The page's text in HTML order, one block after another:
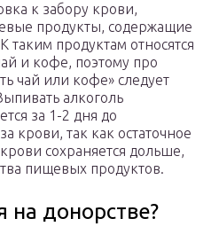
к забору крови,
продукты, содержащие
таким продуктам относятся
и кофе, поэтому про
чай или кофе» следует
алкоголь
за 1-2 дня до
крови, так как остаточное
сохраняется дольше,
пищевых продуктов.
на донорстве?